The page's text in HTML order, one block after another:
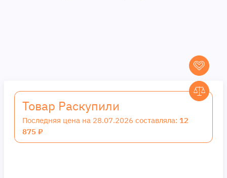
Товар Раскупили
Последняя цена на 28.07.2026 составляла: 12
875 ₽